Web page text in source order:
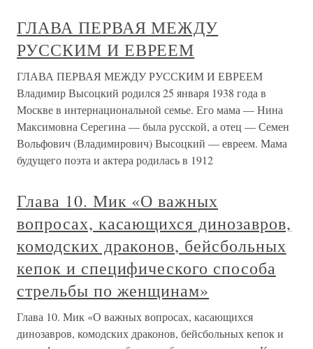
ГЛАВА ПЕРВАЯ МЕЖДУ
РУССКИМ И ЕВРЕЕМ
ГЛАВА ПЕРВАЯ МЕЖДУ РУССКИМ И ЕВРЕЕМ
Владимир Высоцкий родился 25 января 1938 года в
Москве в интернациональной семье. Его мама — Нина
Максимовна Серегина — была русской, а отец — Семен
Вольфович (Владимирович) Высоцкий — евреем. Мама
будущего поэта и актера родилась в 1912
Глава 10. Мик «О важных
вопросах, касающихся динозавров,
комодских драконов, бейсбольных
кепок и специфического способа
стрельбы по женщинам»
Глава 10. Мик «О важных вопросах, касающихся
динозавров, комодских драконов, бейсбольных кепок и